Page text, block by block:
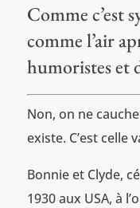
Comme c’est
comme l’air
humoristes et
Non, on ne
existe. C’est celle
Bonnie et Clyde,
1930 aux USA, à